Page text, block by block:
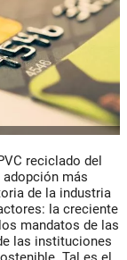
reciclado del
adopción más
de la industria
la creciente
mandatos de las
las instituciones